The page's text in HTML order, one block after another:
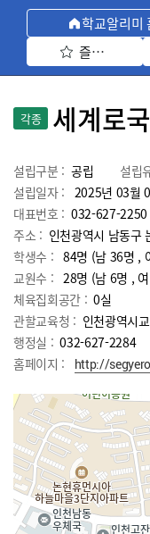
학교알리미
즐겨찾기 선택
각종 세계로
설립구분 : 공립 설립
설립일자 : 2025년 03월
대표번호 : 032-627-2250
주소 : 인천광역시 남동구
학생수 : 84명 (남 36명 ,
교원수 : 28명 (남 6명 ,
체육집회공간 : 0실
관할교육청 : 인천광역시
행정실 : 032-627-2284
홈페이지 :
http://